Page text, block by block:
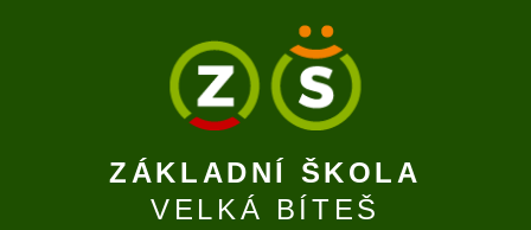
ZÁKLADNÍ ŠKOLA
VELKÁ BÍTEŠ